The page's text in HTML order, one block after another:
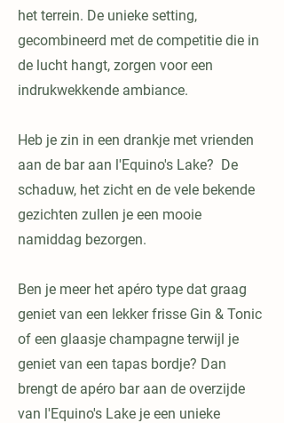
het terrein. De unieke setting,
gecombineerd met de competitie die in
de lucht hangt, zorgen voor een
indrukwekkende ambiance.
Heb je zin in een drankje met vrienden
aan de bar aan l'Equino's Lake? De
schaduw, het zicht en de vele bekende
gezichten zullen je een mooie
namiddag bezorgen.
Ben je meer het apéro type dat graag
geniet van een lekker frisse Gin & Tonic
of een glaasje champagne terwijl je
geniet van een tapas bordje? Dan
brengt de apéro bar aan de overzijde
van l'Equino's Lake je een unieke